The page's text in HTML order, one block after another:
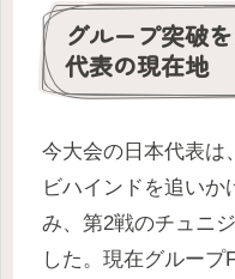
グループ突破
代表の現在地
今大会の日本代表は
ビハインドを追いか
み、第2戦のチュニ
した。現在グルー